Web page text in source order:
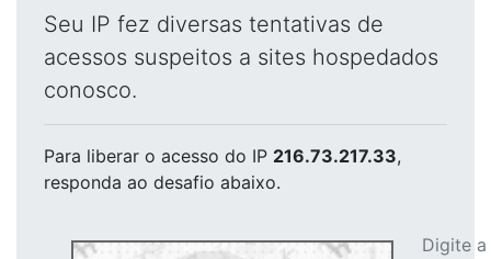
Seu IP fez diversas tentativas de
acessos suspeitos a sites hospedados
conosco.
Para liberar o acesso do IP 216.73.217.33,
responda ao desafio abaixo.
Digite